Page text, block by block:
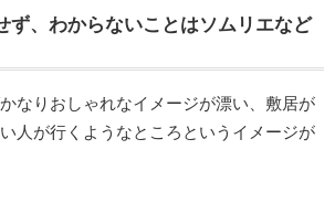
ず、わからないことはソムリエなど
なりおしゃれなイメージが漂い、敷居が
人が行くようなところというイメージが